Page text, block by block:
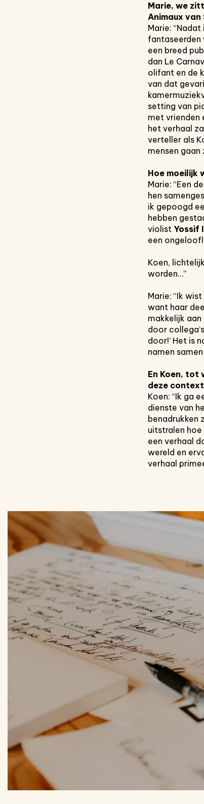
Marie, we
Animaux
Marie:
fantaseerden
een breed
dan Le
olifant en de
van dat
setting van
met vrienden
het verhaal
verteller als
mensen
Hoe moeilijk
Marie: “Een
hen
ik gepoogd
hebben
violist Yossif
een
Koen,
worden…”
Marie: “Ik
want haar
makkelijk
door
door!’ Het is
namen
En Koen, tot
deze
Koen: “Ik ga
dienste van
benadrukken
uitstralen hoe
een verhaal
wereld en
verhaal
Overslaan